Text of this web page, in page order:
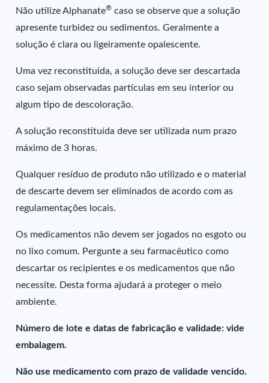
Não utilize Alphanate® caso se observe que a solução
apresente turbidez ou sedimentos. Geralmente a
solução é clara ou ligeiramente opalescente.
Uma vez reconstituída, a solução deve ser descartada
caso sejam observadas partículas em seu interior ou
algum tipo de descoloração.
A solução reconstituída deve ser utilizada num prazo
máximo de 3 horas.
Qualquer resíduo de produto não utilizado e o material
de descarte devem ser eliminados de acordo com as
regulamentações locais.
Os medicamentos não devem ser jogados no esgoto ou
no lixo comum. Pergunte a seu farmacêutico como
descartar os recipientes e os medicamentos que não
necessite. Desta forma ajudará a proteger o meio
ambiente.
Número de lote e datas de fabricação e validade: vide
embalagem.
Não use medicamento com prazo de validade vencido.